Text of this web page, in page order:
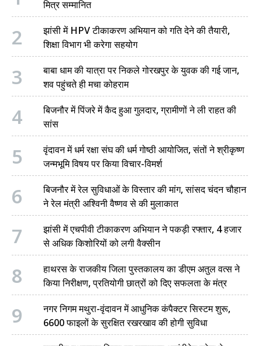
मित्र सम्मानित
2
झांसी में HPV टीकाकरण अभियान को गति देने की तैयारी,
शिक्षा विभाग भी करेगा सहयोग
3
बाबा धाम की यात्रा पर निकले गोरखपुर के युवक की गई जान,
शव पहुंचते ही मचा कोहराम
4
बिजनौर में पिंजरे में कैद हुआ गुलदार, ग्रामीणों ने ली राहत की
सांस
5
वृंदावन में धर्म रक्षा संघ की धर्म गोष्ठी आयोजित, संतों ने श्रीकृष्ण
जन्मभूमि विषय पर किया विचार-विमर्श
6
बिजनौर में रेल सुविधाओं के विस्तार की मांग, सांसद चंदन चौहान
ने रेल मंत्री अश्विनी वैष्णव से की मुलाकात
7
झांसी में एचपीवी टीकाकरण अभियान ने पकड़ी रफ्तार, 4 हजार
से अधिक किशोरियों को लगी वैक्सीन
8
हाथरस के राजकीय जिला पुस्तकालय का डीएम अतुल वत्स ने
किया निरीक्षण, प्रतियोगी छात्रों को दिए सफलता के मंत्र
9
नगर निगम मथुरा-वृंदावन में आधुनिक कंपैक्टर सिस्टम शुरू,
6600 फाइलों के सुरक्षित रखरखाव की होगी सुविधा